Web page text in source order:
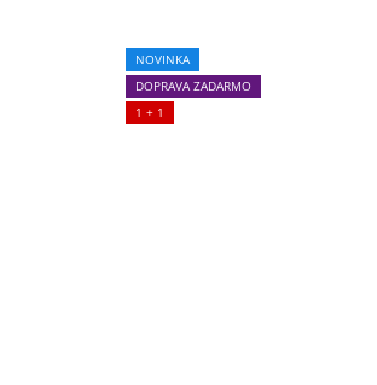
NOVINKA
DOPRAVA ZADARMO
1 + 1